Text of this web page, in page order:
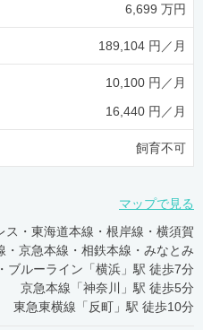
6,699 万円
189,104 円／月
10,100 円／月
16,440 円／月
飼育不可
マップで見る
・東海道本線・根岸線・横須賀
京急本線・相鉄本線・みなとみ
ブルーライン「横浜」駅 徒歩7分
京急本線「神奈川」駅 徒歩5分
東急東横線「反町」駅 徒歩10分